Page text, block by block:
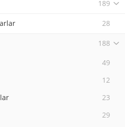
189
28
188
49
12
23
29